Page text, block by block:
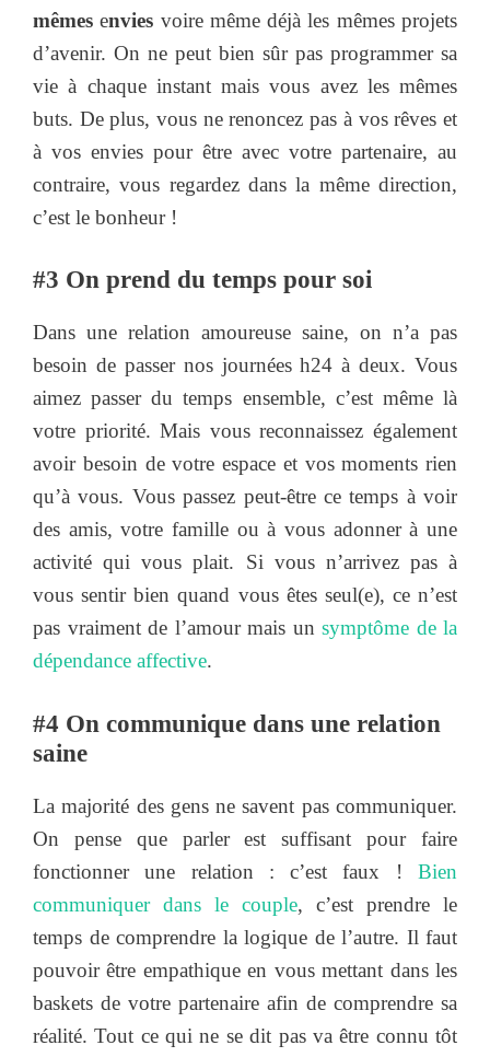
mêmesenvies voire même déjà les mêmes projets
d’avenir. On ne peut bien sûr pas programmer sa
vie à chaque instant mais vous avez les mêmes
buts. De plus, vous ne renoncez pas à vos rêves et
à vos envies pour être avec votre partenaire, au
contraire, vous regardez dans la même direction,
c’est le bonheur !
#3 On prend du temps pour soi
Dans une relation amoureuse saine, on n’a pas
besoin de passer nos journées h24 à deux. Vous
aimez passer du temps ensemble, c’est même là
votre priorité. Mais vous reconnaissez également
avoir besoin de votre espace et vos moments rien
qu’à vous. Vous passez peut-être ce temps à voir
des amis, votre famille ou à vous adonner à une
activité qui vous plait. Si vous n’arrivez pas à
vous sentir bien quand vous êtes seul(e), ce n’est
pas vraiment de l’amour mais un symptôme de la
dépendance affective.
#4 On communique dans une relation
saine
La majorité des gens ne savent pas communiquer.
On pense que parler est suffisant pour faire
fonctionner une relation : c’est faux ! Bien
communiquer dans le couple, c’est prendre le
temps de comprendre la logique de l’autre. Il faut
pouvoir être empathique en vous mettant dans les
baskets de votre partenaire afin de comprendre sa
réalité. Tout ce qui ne se dit pas va être connu tôt